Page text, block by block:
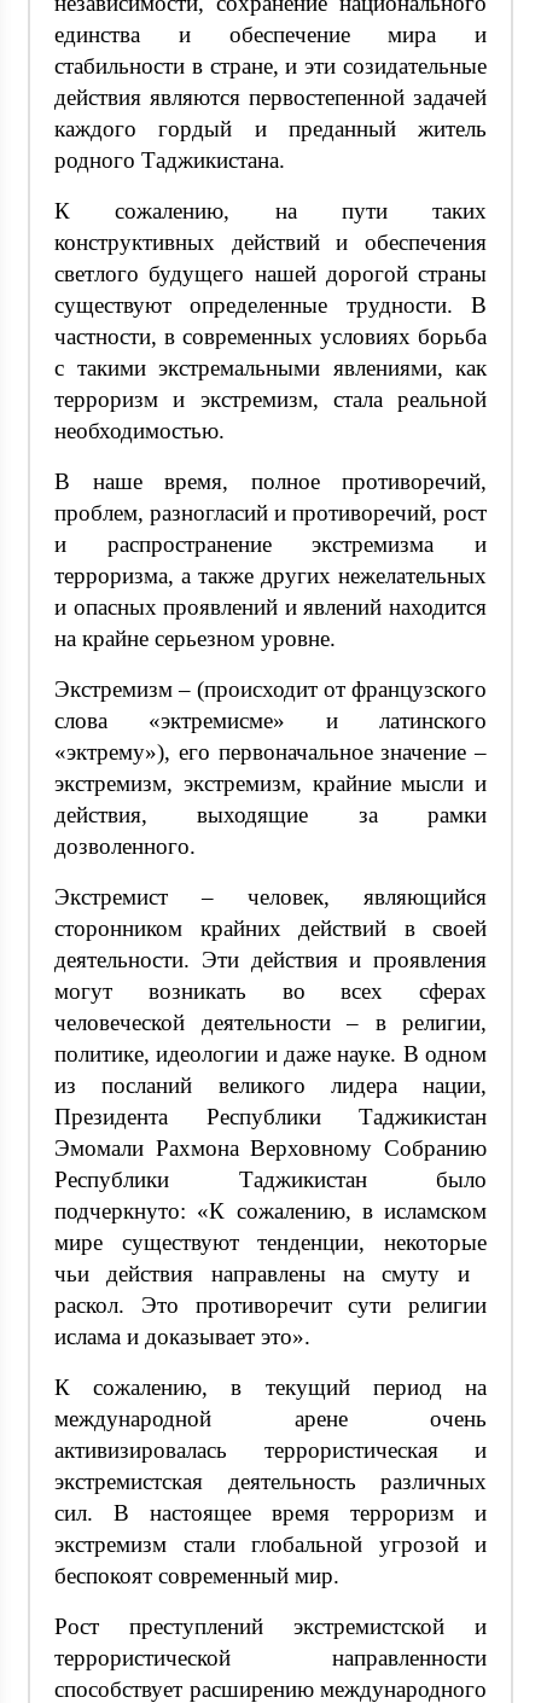
единства и обеспечение мира и
стабильности в стране, и эти созидательные
действия являются первостепенной задачей
каждого гордый и преданный житель
родного Таджикистана.
К сожалению, на пути таких
конструктивных действий и обеспечения
светлого будущего нашей дорогой страны
существуют определенные трудности. В
частности, в современных условиях борьба
с такими экстремальными явлениями, как
терроризм и экстремизм, стала реальной
необходимостью.
В наше время, полное противоречий,
проблем, разногласий и противоречий, рост
и распространение экстремизма и
терроризма, а также других нежелательных
и опасных проявлений и явлений находится
на крайне серьезном уровне.
Экстремизм – (происходит от французского
слова «эктремисме» и латинского
«эктрему»), его первоначальное значение –
экстремизм, экстремизм, крайние мысли и
действия, выходящие за рамки
дозволенного.
Экстремист – человек, являющийся
сторонником крайних действий в своей
деятельности. Эти действия и проявления
могут возникать во всех сферах
человеческой деятельности – в религии,
политике, идеологии и даже науке. В одном
из посланий великого лидера нации,
Президента Республики Таджикистан
Эмомали Рахмона Верховному Собранию
Республики Таджикистан было
подчеркнуто: «К сожалению, в исламском
мире существуют тенденции, некоторые
чьи действия направлены на смуту и ​​
раскол. Это противоречит сути религии
ислама и доказывает это».
К сожалению, в текущий период на
международной арене очень
активизировалась террористическая и
экстремистская деятельность различных
сил. В настоящее время терроризм и
экстремизм стали глобальной угрозой и
беспокоят современный мир.
Рост преступлений экстремистской и
террористической направленности
способствует расширению международного